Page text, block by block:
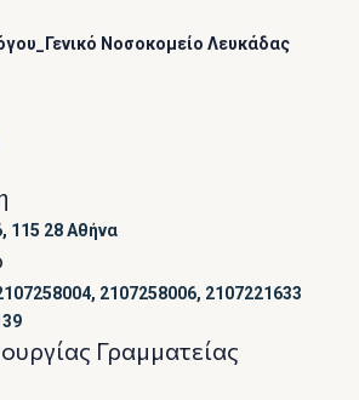
Νοσοκομείο Λευκάδας
115 28 Αθήνα
2107258006, 2107221633
Γραμματείας